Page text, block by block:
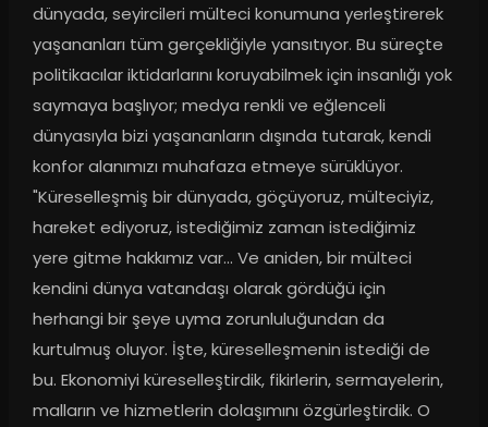
dünyada, seyircileri mülteci konumuna yerleştirerek
yaşananları tüm gerçekliğiyle yansıtıyor. Bu süreçte
politikacılar iktidarlarını koruyabilmek için insanlığı yok
saymaya başlıyor; medya renkli ve eğlenceli
dünyasıyla bizi yaşananların dışında tutarak, kendi
konfor alanımızı muhafaza etmeye sürüklüyor.
"Küreselleşmiş bir dünyada, göçüyoruz, mülteciyiz,
hareket ediyoruz, istediğimiz zaman istediğimiz
yere gitme hakkımız var... Ve aniden, bir mülteci
kendini dünya vatandaşı olarak gördüğü için
herhangi bir şeye uyma zorunluluğundan da
kurtulmuş oluyor. İşte, küreselleşmenin istediği de
bu. Ekonomiyi küreselleştirdik, fikirlerin, sermayelerin,
malların ve hizmetlerin dolaşımını özgürleştirdik. O